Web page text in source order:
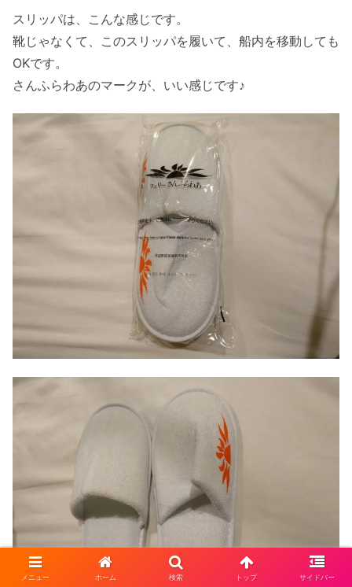
スリッパは、こんな感じです。
靴じゃなくて、このスリッパを履いて、船内を移動しても
OKです。
さんふらわあのマークが、いい感じです♪
メニュー ホーム 検索 トップ サイドバー